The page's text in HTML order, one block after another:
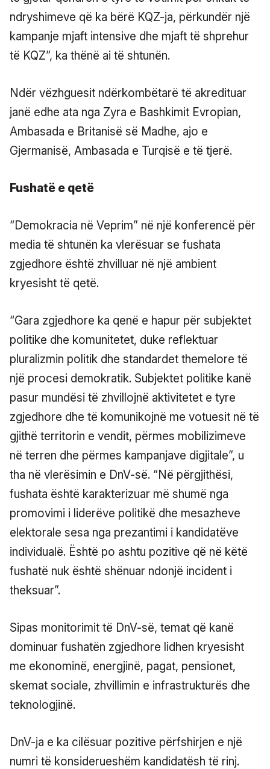
ndryshimeve që ka bërë KQZ-ja, përkundër një
kampanje mjaft intensive dhe mjaft të shprehur
të KQZ”, ka thënë ai të shtunën.
Ndër vëzhguesit ndërkombëtarë të akredituar
janë edhe ata nga Zyra e Bashkimit Evropian,
Ambasada e Britanisë së Madhe, ajo e
Gjermanisë, Ambasada e Turqisë e të tjerë.
Fushatë e qetë
“Demokracia në Veprim” në një konferencë për
media të shtunën ka vlerësuar se fushata
zgjedhore është zhvilluar në një ambient
kryesisht të qetë.
“Gara zgjedhore ka qenë e hapur për subjektet
politike dhe komunitetet, duke reflektuar
pluralizmin politik dhe standardet themelore të
një procesi demokratik. Subjektet politike kanë
pasur mundësi të zhvillojnë aktivitetet e tyre
zgjedhore dhe të komunikojnë me votuesit në të
gjithë territorin e vendit, përmes mobilizimeve
në terren dhe përmes kampanjave digjitale”, u
tha në vlerësimin e DnV-së. “Në përgjithësi,
fushata është karakterizuar më shumë nga
promovimi i liderëve politikë dhe mesazheve
elektorale sesa nga prezantimi i kandidatëve
individualë. Është po ashtu pozitive që në këtë
fushatë nuk është shënuar ndonjë incident i
theksuar”.
Sipas monitorimit të DnV-së, temat që kanë
dominuar fushatën zgjedhore lidhen kryesisht
me ekonominë, energjinë, pagat, pensionet,
skemat sociale, zhvillimin e infrastrukturës dhe
teknologjinë.
DnV-ja e ka cilësuar pozitive përfshirjen e një
numri të konsiderueshëm kandidatësh të rinj.